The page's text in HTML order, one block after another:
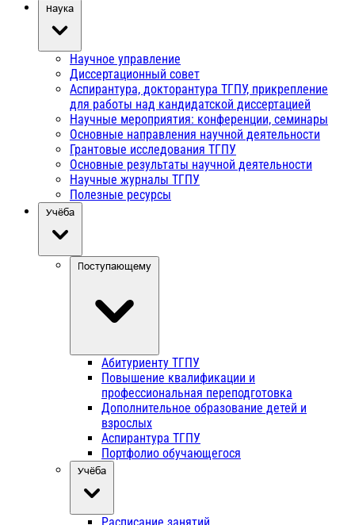
Наука
Научное управление
Диссертационный совет
Аспирантура, докторантура ТГПУ, прикрепление
для работы над кандидатской диссертацией
Научные мероприятия: конференции, семинары
Основные направления научной деятельности
Грантовые исследования ТГПУ
Основные результаты научной деятельности
Научные журналы ТГПУ
Полезные ресурсы
Учёба
Поступающему
Абитуриенту ТГПУ
Повышение квалификации и
профессиональная переподготовка
Дополнительное образование детей и
взрослых
Аспирантура ТГПУ
Портфолио обучающегося
Учёба